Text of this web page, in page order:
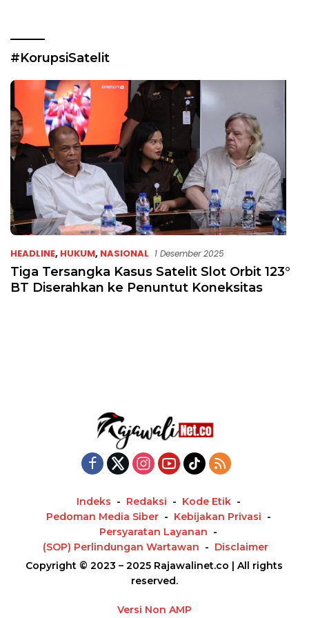
#KorupsiSatelit
HEADLINE, HUKUM, NASIONAL 1 Desember 2025
Tiga Tersangka Kasus Satelit Slot Orbit 123°
BT Diserahkan ke Penuntut Koneksitas
Indeks Redaksi
Kode Etik
Pedoman Media Siber
Kebijakan Privasi
Persyaratan Layanan
(SOP) Perlindungan Wartawan
Disclaimer
Copyright © 2023 – 2025 Rajawalinet.co | All rights
reserved.
Versi Non AMP